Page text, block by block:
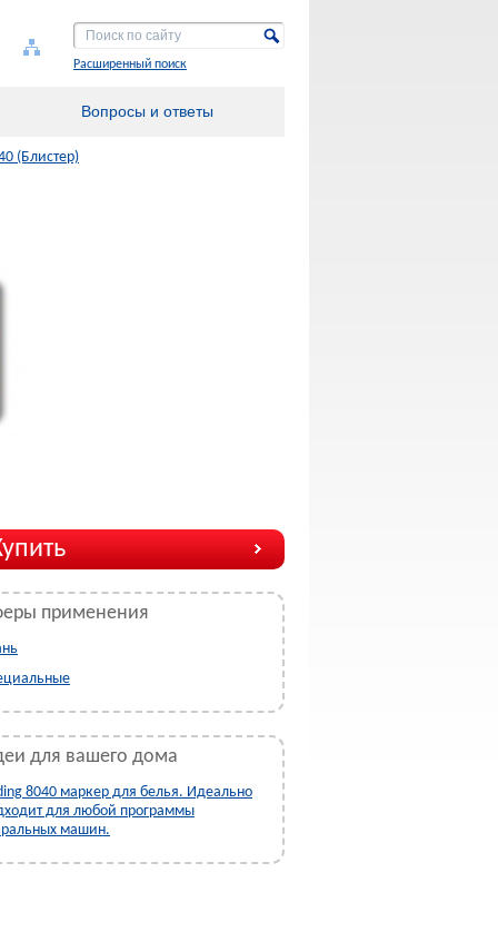
Расширенный поиск
Вопросы и ответы
(Блистер)
применения
для вашего дома
8040 маркер для белья. Идеально
для любой программы
машин.